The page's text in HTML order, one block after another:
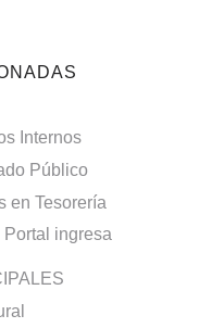
Internos
Público
en Tesorería
ingresa